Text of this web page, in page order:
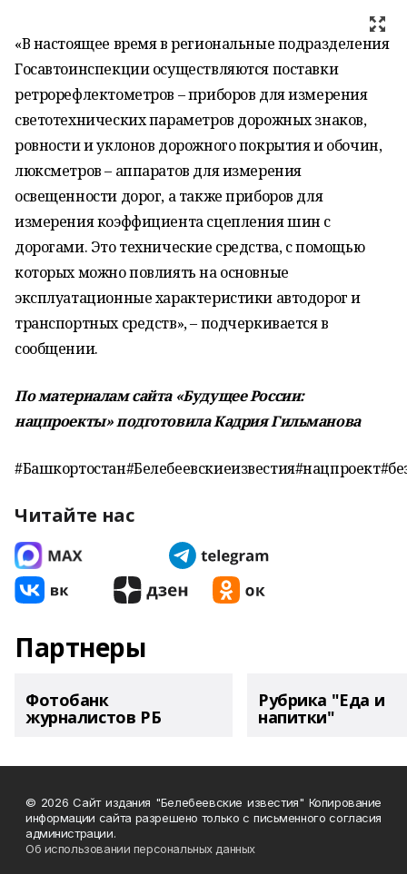
«В настоящее время в региональные подразделения
Госавтоинспекции осуществляются поставки
ретрорефлектометров – приборов для измерения
светотехнических параметров дорожных знаков,
ровности и уклонов дорожного покрытия и обочин,
люксметров – аппаратов для измерения
освещенности дорог, а также приборов для
измерения коэффициента сцепления шин с
дорогами. Это технические средства, с помощью
которых можно повлиять на основные
эксплуатационные характеристики автодорог и
транспортных средств», – подчеркивается в
сообщении.
По материалам сайта «Будущее России:
нацпроекты» подготовила Кадрия Гильманова
Читайте нас
Партнеры
Фотобанк
журналистов РБ
Рубрика "Еда и
напитки"
© 2026 Сайт издания "Белебеевские известия" Копирование
информации сайта разрешено только с письменного согласия
администрации.
Об использовании персональных данных